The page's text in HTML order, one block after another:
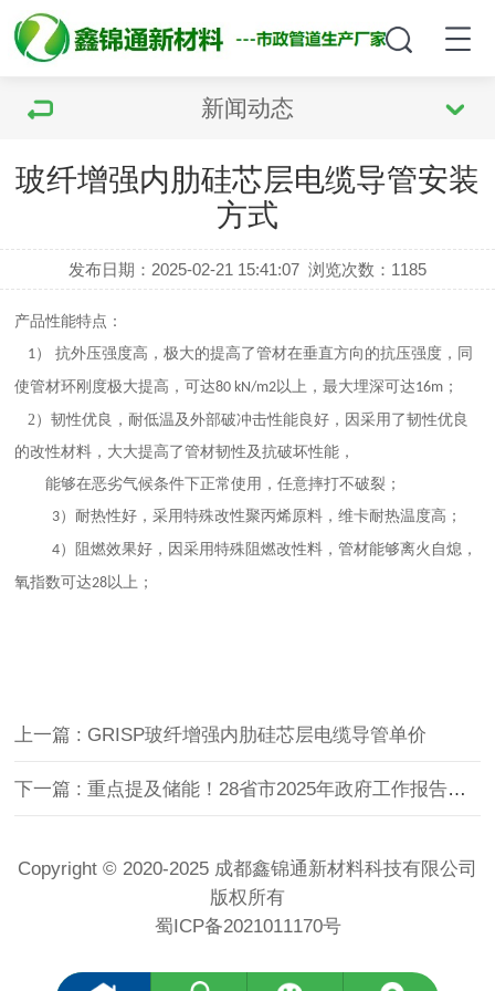
新闻动态
玻纤增强内肋硅芯层电缆导管安装
方式
发布日期：2025-02-21 15:41:07 浏览次数： 1185
产品性能特点：
1） 抗外压强度高，极大的提高了管材在垂直方向的抗压强度，同
使管材环刚度极大提高，可达80 kN/m2以上，最大埋深可达16m ；
2）韧性优良，耐低温及外部破冲击性能良好，因采用了韧性优良
的改性材料，大大提高了管材韧性及抗破坏性能，
能够在恶劣气候条件下正常使用，任意摔打不破裂；
3）耐热性好，采用特殊改性聚丙烯原料，维卡耐热温度高 ；
4）阻燃效果好，因采用特殊阻燃改性料，管材能够离火自熄，
氧指数可达28以上；
上一篇 : GRISP玻纤增强内肋硅芯层电缆导管单价
下一篇 : 重点提及储能！28省市2025年政府工作报告盘点！
Copyright © 2020-2025 成都鑫锦通新材料科技有限公司
版权所有
蜀ICP备2021011170号